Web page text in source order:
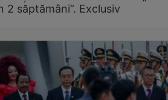
2 săptămâni”. Exclusiv